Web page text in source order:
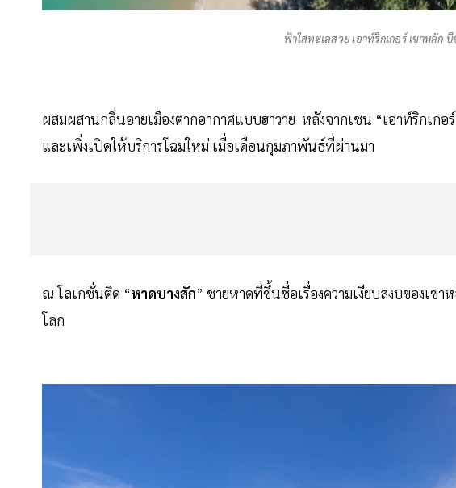
ฟ้าใสทะเลสวย เอาท์ริกเกอร์ เขาหลัก
ผสมผสานกลิ่นอายเมืองตากอากาศแบบฮาวาย หลังจากเชน “เอาท์ริกเกอ
และเพิ่งเปิดให้บริการโฉมใหม่ เมื่อเดือนกุมภาพันธ์ที่ผ่านมา
ณ โลเกชั่นติด “หาดบางสัก” ชายหาดที่ขึ้นชื่อเรื่องความเงียบสงบของเข
โลก